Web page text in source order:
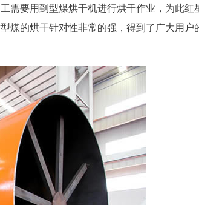
需要用到型煤烘干机进行烘干作业，为此红
煤的烘干针对性非常的强，得到了广大用户